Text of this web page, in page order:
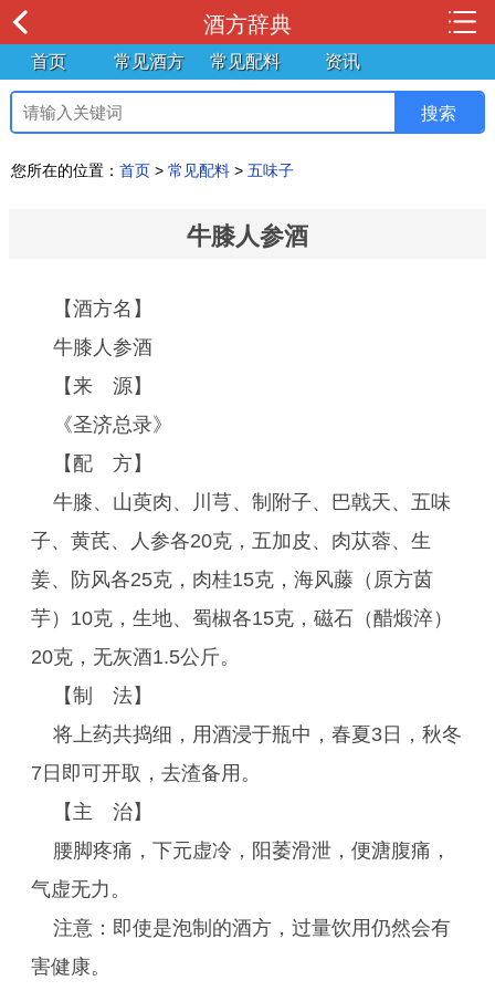
酒方辞典
首页 常见酒方 常见配料 资讯
您所在的位置： 首页 > 常见配料 > 五味子
牛膝人参酒
【酒方名】
牛膝人参酒
【来 源】
《圣济总录》
【配 方】
牛膝、山萸肉、川芎、制附子、巴戟天、五味
子、黄芪、人参各20克，五加皮、肉苁蓉、生
姜、防风各25克，肉桂15克，海风藤（原方茵
芋）10克，生地、蜀椒各15克，磁石（醋煅淬）
20克，无灰酒1.5公斤。
【制 法】
将上药共捣细，用酒浸于瓶中，春夏3日，秋冬
7日即可开取，去渣备用。
【主 治】
腰脚疼痛，下元虚冷，阳萎滑泄，便溏腹痛，
气虚无力。
注意：即使是泡制的酒方，过量饮用仍然会有
害健康。